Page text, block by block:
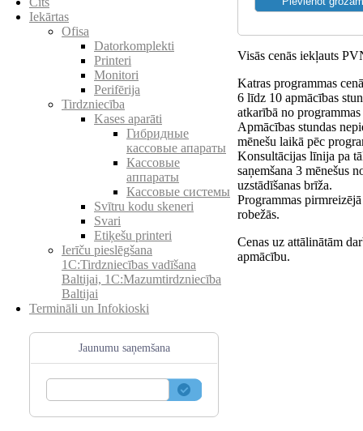
Iekārtas
Ofisa
Datorkomplekti
Printeri
Monitori
Perifērija
Tirdzniecība
Kases aparāti
Гибридные
кассовые апараты
Кассовые
аппараты
Кассовые системы
Svītru kodu skeneri
Svari
Etiķešu printeri
Ierīču pieslēgšana
1C:Tirdzniecības vadīšana
Baltijai, 1C:Mazumtirdzniecība
Baltijai
Termināli un Infokioski
Jaunumu saņemšana
Visās cenās iekļauts
Katras programmas
6 līdz 10 apmācības
atkarībā no
Apmācības stundas
mēnešu laikā pēc
Konsultācijas līnija pa
saņemšana 3 mēnešus
uzstādīšanas brīža.
Programmas
robežās.
Cenas uz attālinātām
apmācību.